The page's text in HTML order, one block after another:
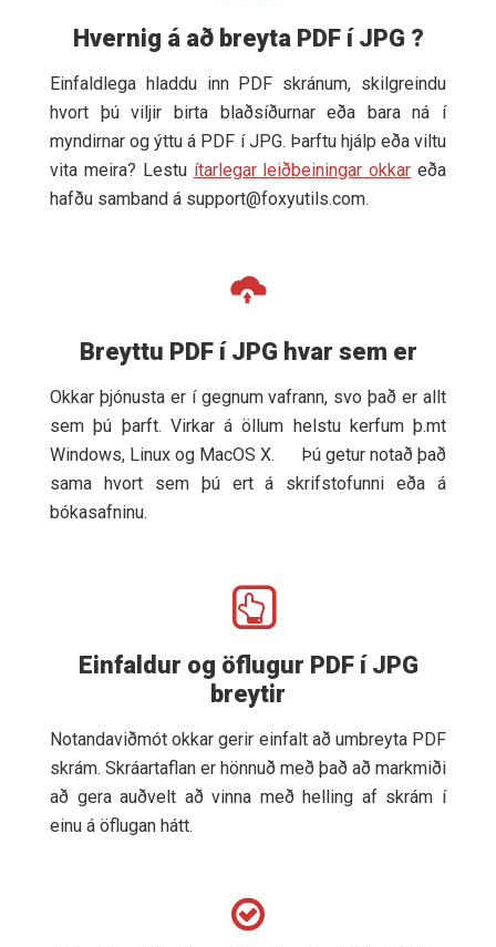
Hvernig á að breyta PDF í JPG ?
Einfaldlega hladdu inn PDF skránum, skilgreindu
hvort þú viljir birta blaðsíðurnar eða bara ná í
myndirnar og ýttu á PDF í JPG. Þarftu hjálp eða viltu
vita meira? Lestu ítarlegar leiðbeiningar okkar eða
hafðu samband á support@foxyutils.com.
Breyttu PDF í JPG hvar sem er
Okkar þjónusta er í gegnum vafrann, svo það er allt
sem þú þarft. Virkar á öllum helstu kerfum þ.mt
Windows, Linux og MacOS X. Þú getur notað það
sama hvort sem þú ert á skrifstofunni eða á
bókasafninu.
Einfaldur og öflugur PDF í JPG
breytir
Notandaviðmót okkar gerir einfalt að umbreyta PDF
skrám. Skráartaflan er hönnuð með það að markmiði
að gera auðvelt að vinna með helling af skrám í
einu á öflugan hátt.